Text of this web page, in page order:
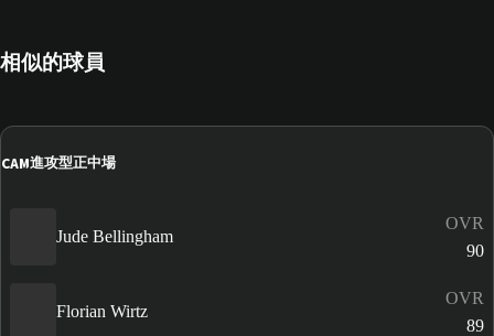
相似的球員
CAM進攻型正中場
Jude Bellingham
OVR
90
Florian Wirtz
OVR
89